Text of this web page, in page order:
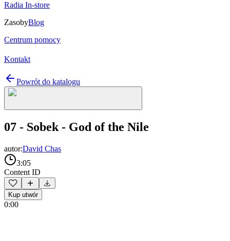
Radia In-store
ZasobyBlog
Centrum pomocy
Kontakt
Powrót do katalogu
07 - Sobek - God of the Nile
autor:David Chas
3:05
Content ID
Kup utwór
0:00